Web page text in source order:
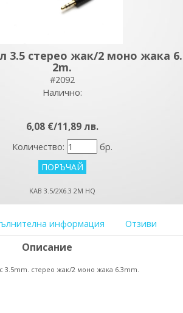
3.5 стерео жак/2 моно жака
2m.
#2092
Налично:
6,08 €/11,89 лв.
Количество: бр.
KAB 3.5/2X6.3 2M HQ
информация Отзиви
Описание
3.5mm. стерео жак/2 моно жака 6.3mm.